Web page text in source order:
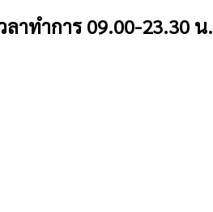
าทำการ 09.00-23.30 น.